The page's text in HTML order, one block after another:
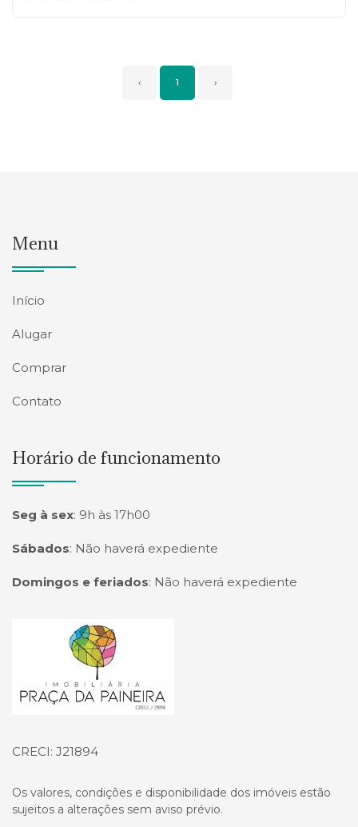
‹ 1 ›
Menu
Início
Alugar
Comprar
Contato
Horário de funcionamento
Seg à sex: 9h às 17h00
Sábados: Não haverá expediente
Domingos e feriados: Não haverá expediente
Página inicial
CRECI: J21894
Os valores, condições e disponibilidade dos imóveis estão
sujeitos a alterações sem aviso prévio.